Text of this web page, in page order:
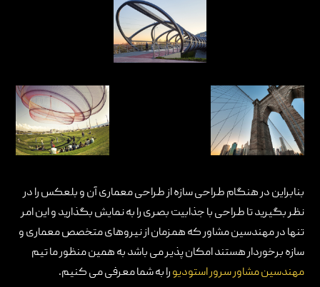
بنابراین در هنگام طراحی سازه از طراحی معماری آن و بلعکس را در
نظر بگیرید تا طراحی با جذابیت بصری را به نمایش بگذارید و این امر
تنها در مهندسین مشاور که همزمان از نیروهای متخصص معماری و
سازه برخوردار هستند امکان پذیر می باشد به همین منظور ما تیم
مهندسین مشاور سرور استودیورا به شما معرفی می کنیم.